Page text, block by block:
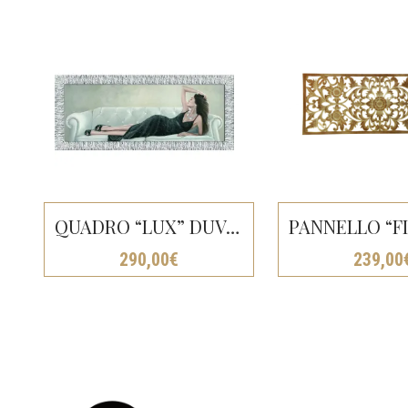
QUADRO “LUX” DUVAL CM154X64
290,00€ 239,00